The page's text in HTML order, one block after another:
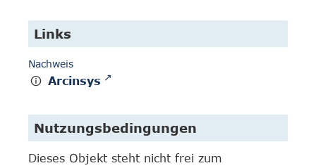
Links
Nachweis
Arcinsys
Nutzungsbedingungen
Dieses Objekt steht nicht frei zum